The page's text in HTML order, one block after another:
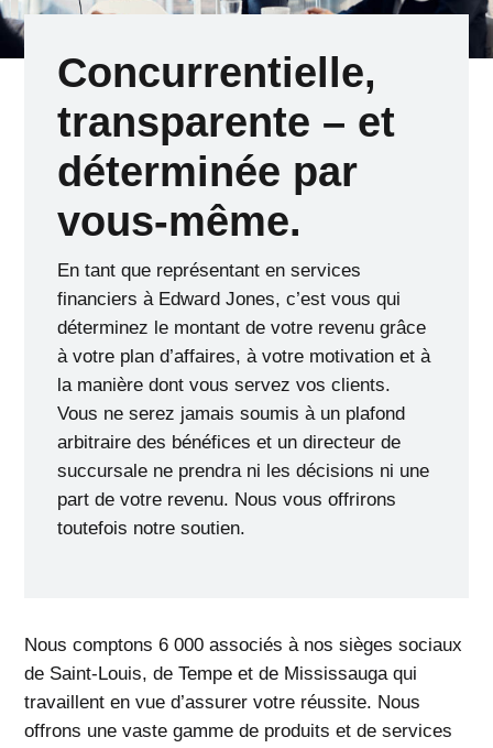
Concurrentielle,
transparente – et
déterminée par
vous-même.
En tant que représentant en services
financiers à Edward Jones, c’est vous qui
déterminez le montant de votre revenu grâce
à votre plan d’affaires, à votre motivation et à
la manière dont vous servez vos clients.
Vous ne serez jamais soumis à un plafond
arbitraire des bénéfices et un directeur de
succursale ne prendra ni les décisions ni une
part de votre revenu. Nous vous offrirons
toutefois notre soutien.
Nous comptons 6 000 associés à nos sièges sociaux
de Saint-Louis, de Tempe et de Mississauga qui
travaillent en vue d’assurer votre réussite. Nous
offrons une vaste gamme de produits et de services